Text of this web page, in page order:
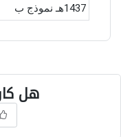
1437هـ نموذج ب
هل